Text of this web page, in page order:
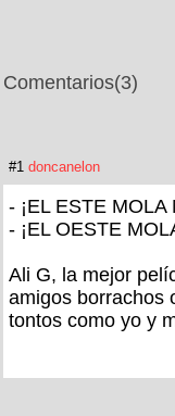
Comentarios(3)
#1 doncanelon
- ¡EL ESTE MOLA
- ¡EL OESTE
Ali G, la mejor
amigos borrachos
tontos como yo y